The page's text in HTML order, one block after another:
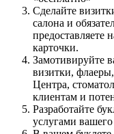
Сделайте
салона и
предоставляете
карточки.
Замотивируйте
визитки,
Центра,
клиентам и
Разработайте
услугами